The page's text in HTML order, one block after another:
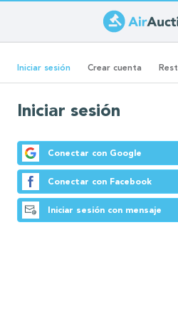
al
contenido
principal
Solapas
Iniciar sesión (solapa
activa)
Crear cuenta
Iniciar sesión
Conectar con Google
Conectar con Facebook
Iniciar sesión con mensaje